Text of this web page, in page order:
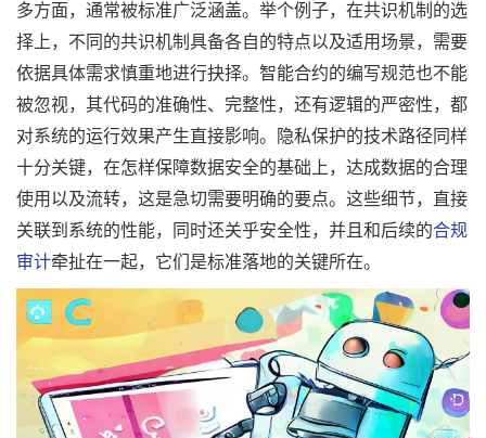
多方面，通常被标准广泛涵盖。举个例子，在共识机制的选
择上，不同的共识机制具备各自的特点以及适用场景，需要
依据具体需求慎重地进行抉择。智能合约的编写规范也不能
被忽视，其代码的准确性、完整性，还有逻辑的严密性，都
对系统的运行效果产生直接影响。隐私保护的技术路径同样
十分关键，在怎样保障数据安全的基础上，达成数据的合理
使用以及流转，这是急切需要明确的要点。这些细节，直接
关联到系统的性能，同时还关乎安全性，并且和后续的合规
审计牵扯在一起，它们是标准落地的关键所在。